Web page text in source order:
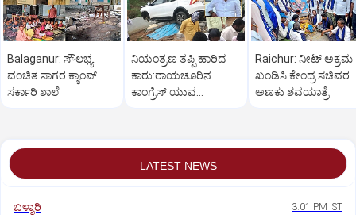
Balaganur: ಸೌಲಭ್ಯ
ವಂಚಿತ ಸಾಗರ ಕ್ಯಾಂಪ್
ಸರ್ಕಾರಿ ಶಾಲೆ
ನಿಯಂತ್ರಣ ತಪ್ಪಿ ಹಾರಿದ
ಕಾರು:ರಾಯಚೂರಿನ
ಕಾಂಗ್ರೆಸ್ ಯುವ
Raichur: ನೀಟ್ ಅಕ್ರಮ
ಖಂಡಿಸಿ ಕೇಂದ್ರ ಸಚಿವರ
ಅಣಕು ಶವಯಾತ್ರೆ
LATEST NEWS
ಬಳ್ಳಾರಿ 3:01 PM IST